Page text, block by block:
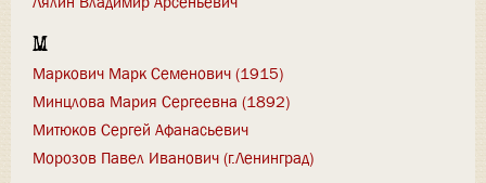
М
Маркович Марк Семенович (1915)
Минцлова Мария Сергеевна (1892)
Митюков Сергей Афанасьевич
Морозов Павел Иванович (г.Ленинград)